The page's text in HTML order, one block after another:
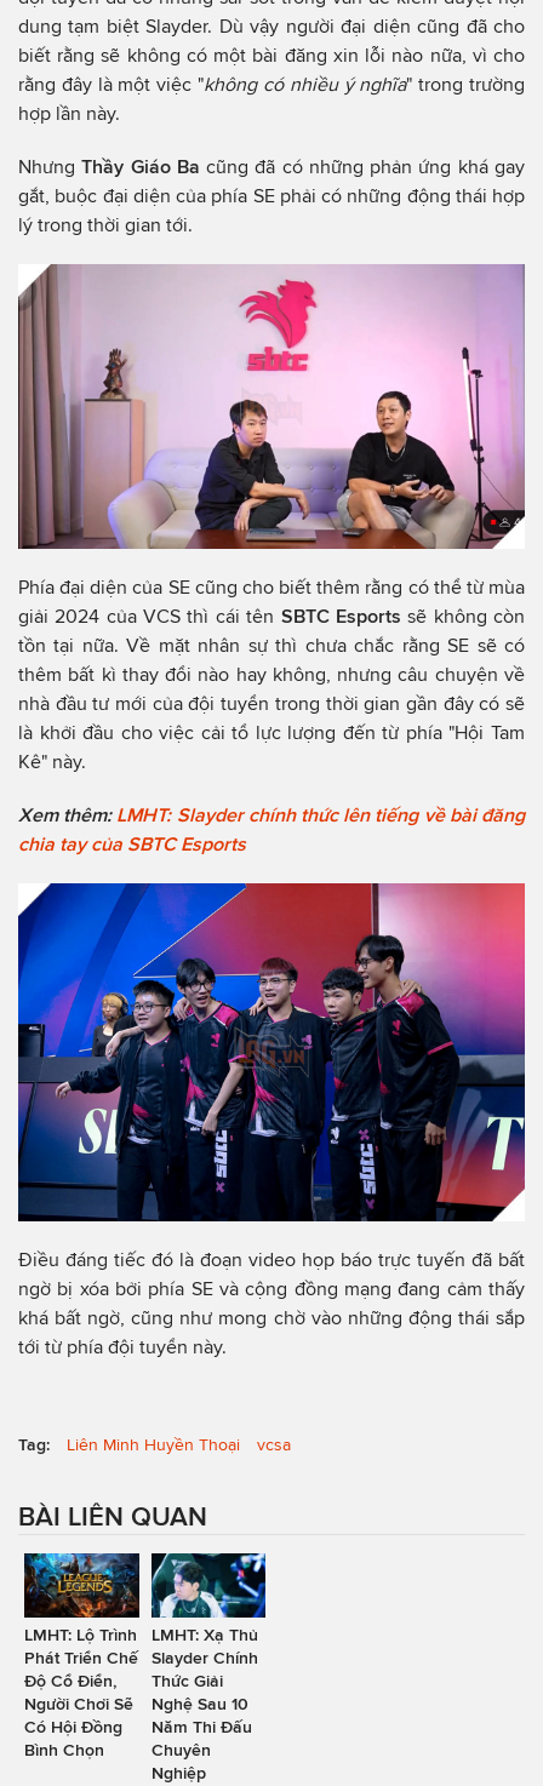
dung tạm biệt Slayder. Dù vậy người đại diện cũng đã cho
biết rằng sẽ không có một bài đăng xin lỗi nào nữa, vì cho
rằng đây là một việc "không có nhiều ý nghĩa" trong trường
hợp lần này.
NhưngThầy Giáo Bacũng đã có những phản ứng khá gay
gắt, buộc đại diện của phía SE phải có những động thái hợp
lý trong thời gian tới.
Phía đại diện của SE cũng cho biết thêm rằng có thể từ mùa
giải 2024 của VCS thì cái tên SBTC Esports sẽ không còn
tồn tại nữa. Về mặt nhân sự thì chưa chắc rằng SE sẽ có
thêm bất kì thay đổi nào hay không, nhưng câu chuyện về
nhà đầu tư mới của đội tuyển trong thời gian gần đây có sẽ
là khởi đầu cho việc cải tổ lực lượng đến từ phía "Hội Tam
Kê" này.
Xem thêm: LMHT: Slayder chính thức lên tiếng về bài đăng
chia tay của SBTC Esports
Điều đáng tiếc đó là đoạn video họp báo trực tuyến đã bất
ngờ bị xóa bởi phía SE và cộng đồng mạng đang cảm thấy
khá bất ngờ, cũng như mong chờ vào những động thái sắp
tới từ phía đội tuyển này.
Tag: Liên Minh Huyền Thoại vcsa
BÀI LIÊN QUAN
LMHT: Lộ Trình
Phát Triển Chế
Độ Cổ Điển,
Người Chơi Sẽ
Có Hội Đồng
Bình Chọn
LMHT: Xạ Thủ
Slayder Chính
Thức Giải
Nghệ Sau 10
Năm Thi Đấu
Chuyên
Nghiệp